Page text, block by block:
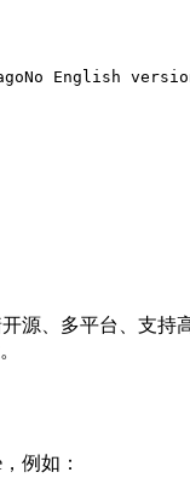
No English
源、多平台、支持
例如：